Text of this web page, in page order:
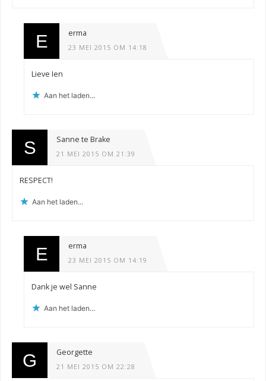
erma
23 MEI 2015 OM 14:18
Lieve Ien
Aan het laden...
Sanne te Brake
21 MEI 2015 OM 21:39
RESPECT!
Aan het laden...
erma
23 MEI 2015 OM 14:19
Dank je wel Sanne
Aan het laden...
Georgette
21 MEI 2015 OM 22:28